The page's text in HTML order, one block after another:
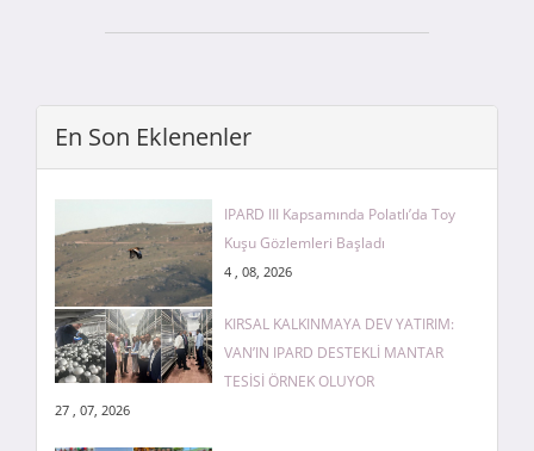
En Son Eklenenler
IPARD III Kapsamında Polatlı’da Toy
Kuşu Gözlemleri Başladı
4 , 08, 2026
KIRSAL KALKINMAYA DEV YATIRIM:
VAN’IN IPARD DESTEKLİ MANTAR
TESİSİ ÖRNEK OLUYOR
27 , 07, 2026